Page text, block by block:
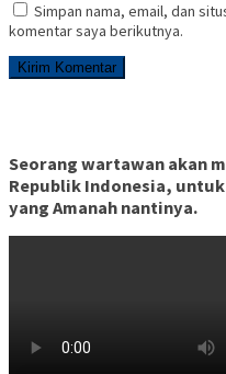
Simpan nama, email, dan
komentar saya berikutnya.
Seorang wartawan akan
Republik Indonesia,
yang Amanah nantinya.